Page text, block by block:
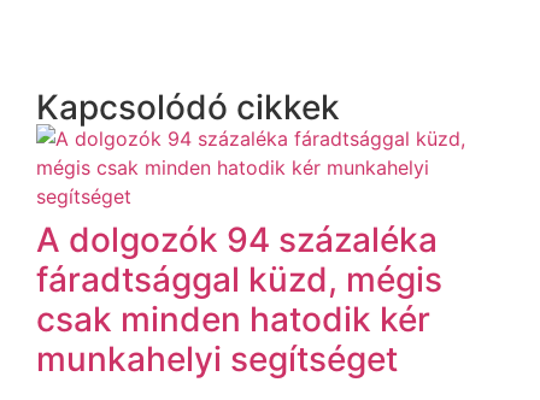
Kapcsolódó cikkek
A dolgozók 94 százaléka
fáradtsággal küzd, mégis
csak minden hatodik kér
munkahelyi segítséget